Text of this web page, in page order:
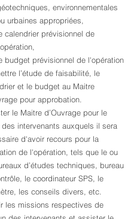
environnementales
urbaines appropriées,
calendrier prévisionnel de
budget prévisionnel de l'opération
l’étude de faisabilité, le
et le budget au Maitre
pour approbation.
le Maitre d’Ouvrage pour le
intervenants auxquels il sera
d'avoir recours pour la
de l'opération, tels que le ou
d’études techniques, bureau
le coordinateur SPS, le
les conseils divers, etc.
les missions respectives de